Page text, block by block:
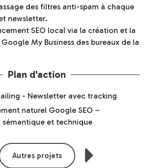
des filtres anti-spam à chaque
newsletter.
SEO local via la création et la
My Business des bureaux de la
Plan d'action
- Newsletter avec tracking
naturel Google SEO –
et technique
Autres projets